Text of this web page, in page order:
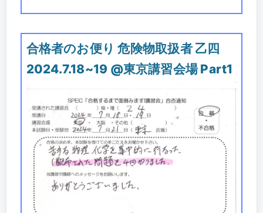
合格者のお便り 危険物取扱者 乙四
2024.7.18~19 @東京講習会場 Part1